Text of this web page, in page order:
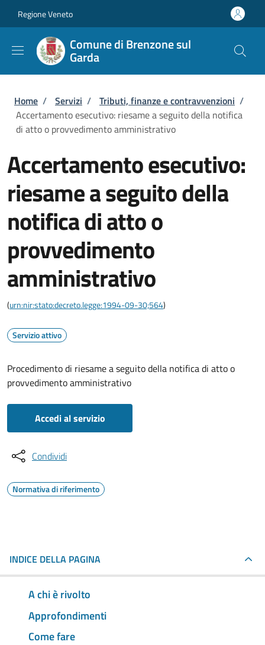
Regione Veneto
Comune di Brenzone sul
Garda
Briciole di pane
Home / Servizi / Tributi, finanze e contravvenzioni /
Accertamento esecutivo: riesame a seguito della notifica
di atto o provvedimento amministrativo
Accertamento esecutivo:
riesame a seguito della
notifica di atto o
provvedimento
amministrativo
(urn:nir:stato:decreto.legge:1994-09-30;564)
Servizio attivo
Procedimento di riesame a seguito della notifica di atto o
provvedimento amministrativo
Accedi al servizio
Condividi
Normativa di riferimento
INDICE DELLA PAGINA
A chi è rivolto
Approfondimenti
Come fare